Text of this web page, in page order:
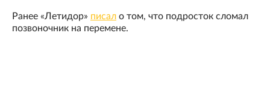
Ранее «Летидор» писал о том, что подросток сломал
позвоночник на перемене.